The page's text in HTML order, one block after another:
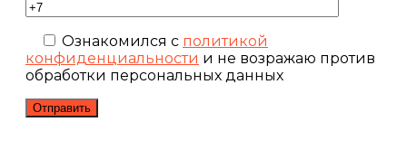
Ознакомился с политикой
конфиденциальности и не возражаю против
обработки персональных данных